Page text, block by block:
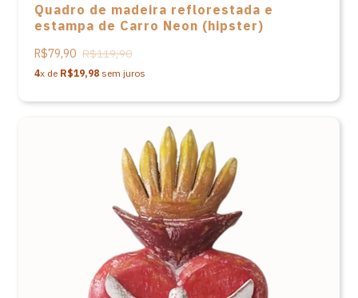
Quadro de madeira reflorestada e
estampa de Carro Neon (hipster)
R$79,90 R$119,90
4x de R$19,98 sem juros